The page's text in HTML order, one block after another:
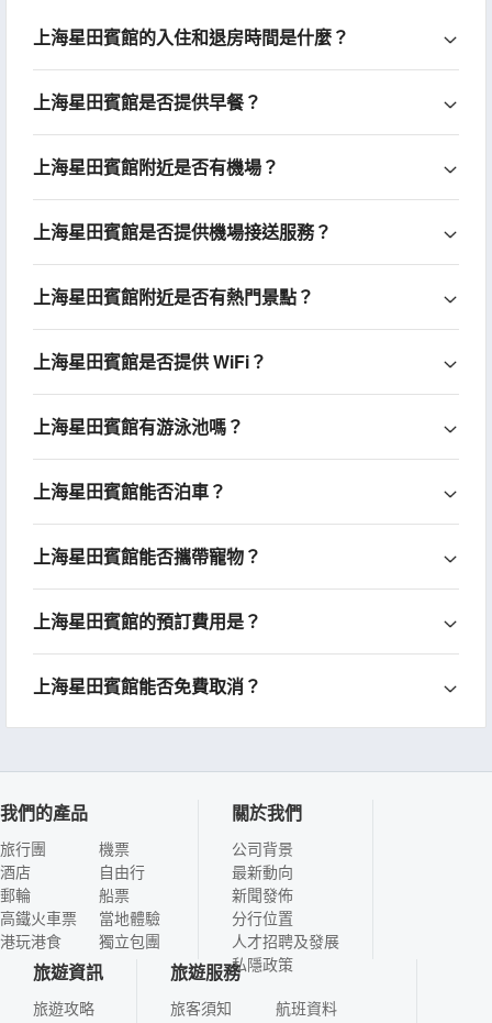
上海星田賓館的入住和退房時間是什麼？
上海星田賓館是否提供早餐？
上海星田賓館附近是否有機場？
上海星田賓館是否提供機場接送服務？
上海星田賓館附近是否有熱門景點？
上海星田賓館是否提供 WiFi？
上海星田賓館有游泳池嗎？
上海星田賓館能否泊車？
上海星田賓館能否攜帶寵物？
上海星田賓館的預訂費用是？
上海星田賓館能否免費取消？
我們的產品
旅行團
酒店
郵輪
高鐵火車票
港玩港食
機票
自由行
船票
當地體驗
獨立包團
關於我們
公司背景
最新動向
新聞發佈
分行位置
人才招聘及發展
私隱政策
旅遊資訊
旅遊攻略
旅遊服務
旅客須知
航班資料